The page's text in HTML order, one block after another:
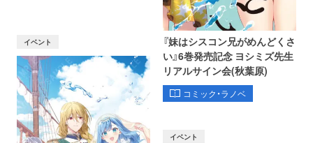
『妹はシスコン兄がめんどくさ
い』6巻発売記念 ヨシミズ先生
リアルサイン会(秋葉原)
コミック・ラノベ
イベント
イベント